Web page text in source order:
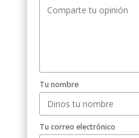
Tu nombre
Tu correo electrónico